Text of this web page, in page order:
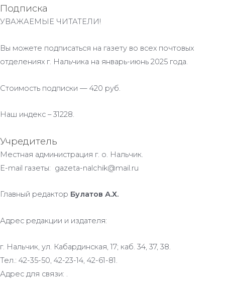
Подписка
УВАЖАЕМЫЕ ЧИТАТЕЛИ!
Вы можете подписаться на газету во всех почтовых
отделениях г. Нальчика на январь-июнь 2025 года.
Стоимость подписки — 420 руб.
Наш индекс – 31228.
Учредитель
Местная администрация г. о. Нальчик.
E-mail газеты: gazeta-nalchik@mail.ru
Главный редактор Булатов А.Х.
Адрес редакции и издателя:
г. Нальчик, ул. Кабардинская, 17; каб. 34, 37, 38.
Тел.: 42-35-50, 42-23-14, 42-61-81.
Адрес для связи: .